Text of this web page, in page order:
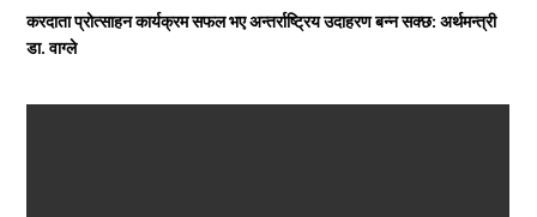
करदाता प्रोत्साहन कार्यक्रम सफल भए अन्तर्राष्ट्रिय उदाहरण बन्न सक्छ: अर्थमन्त्री
डा. वाग्ले